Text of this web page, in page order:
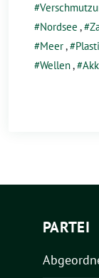
Nordsee ,
Meer,
Wellen,
PARTEI